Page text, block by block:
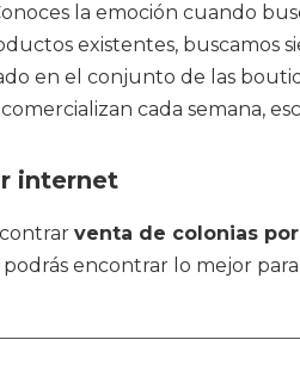
la emoción cuando
existentes, buscamos
en el conjunto de las
cada semana,
internet
venta de colonias
encontrar lo mejor